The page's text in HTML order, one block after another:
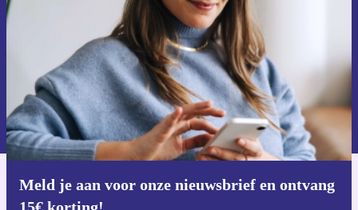
Meld je aan voor onze nieuwsbrief en ontvang
Voucher aanvragen
Informatie over het gebruik van persoonsgegevens vind je in ons
privacybeleid
Download de refurbed app